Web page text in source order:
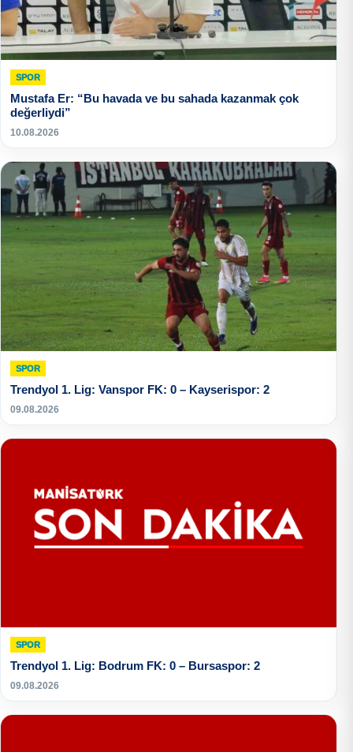
SPOR
Mustafa Er: “Bu havada ve bu sahada kazanmak çok
değerliydi”
10.08.2026
SPOR
Trendyol 1. Lig: Vanspor FK: 0 – Kayserispor: 2
09.08.2026
SPOR
Trendyol 1. Lig: Bodrum FK: 0 – Bursaspor: 2
09.08.2026